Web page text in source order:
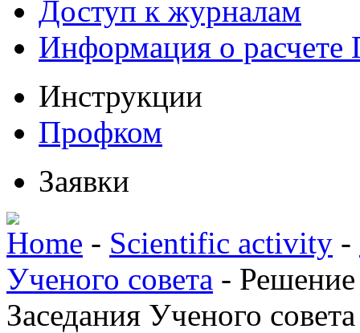
Доступ к журналам
Информация о
Инструкции
Профком
Заявки
Home - Scientific activity -
Ученого совета - Решение
Заседания Ученого